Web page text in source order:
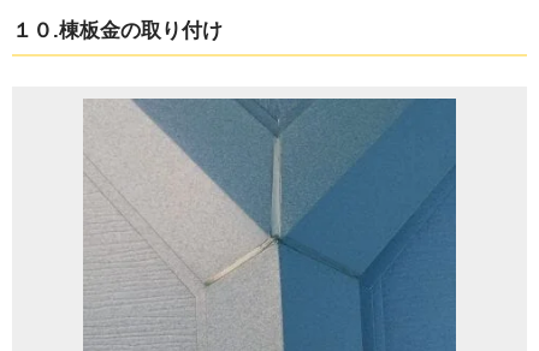
１０.棟板金の取り付け